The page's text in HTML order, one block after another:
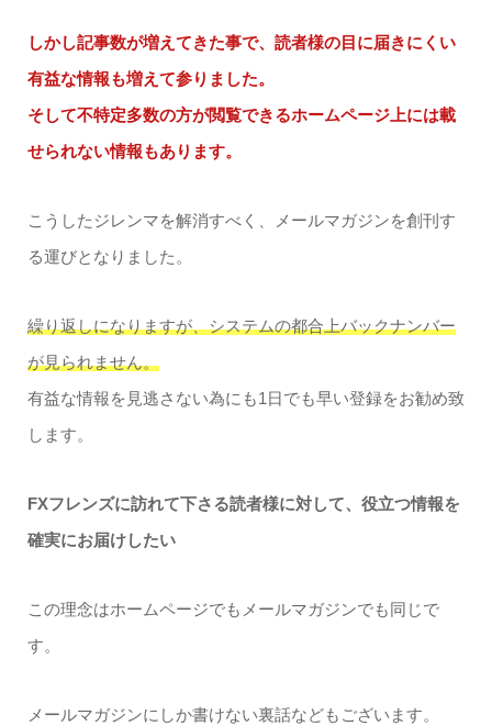
しかし記事数が増えてきた事で、読者様の目に届きにくい
有益な情報も増えて参りました。
そして不特定多数の方が閲覧できるホームページ上には載
せられない情報もあります。
こうしたジレンマを解消すべく、メールマガジンを創刊す
る運びとなりました。
繰り返しになりますが、システムの都合上バックナンバー
が見られません。
有益な情報を見逃さない為にも1日でも早い登録をお勧め致
します。
FXフレンズに訪れて下さる読者様に対して、役立つ情報を
確実にお届けしたい
この理念はホームページでもメールマガジンでも同じで
す。
メールマガジンにしか書けない裏話などもございます。